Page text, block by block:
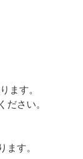
ます。
ださい。
ます。